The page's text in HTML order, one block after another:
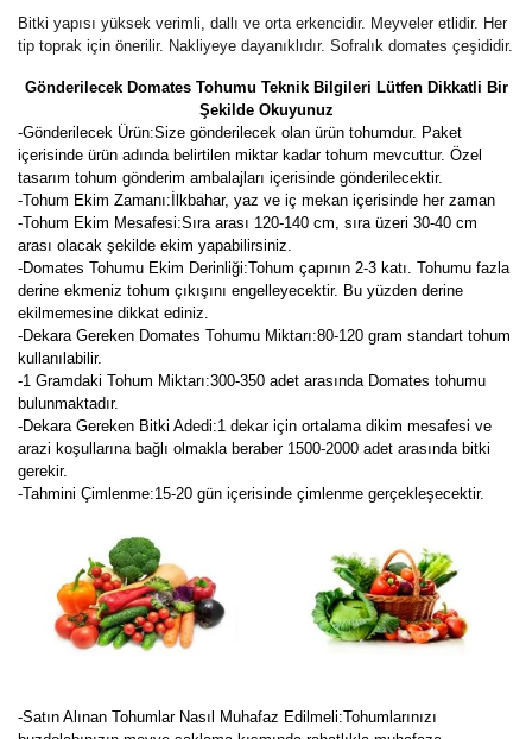
Bitki yapısı yüksek verimli, dallı ve orta erkencidir. Meyveler etlidir. Her
tip toprak için önerilir. Nakliyeye dayanıklıdır. Sofralık domates çeşididir.
Gönderilecek Domates Tohumu Teknik Bilgileri Lütfen Dikkatli Bir
Şekilde Okuyunuz
-Gönderilecek Ürün:Size gönderilecek olan ürün tohumdur. Paket
içerisinde ürün adında belirtilen miktar kadar tohum mevcuttur. Özel
tasarım tohum gönderim ambalajları içerisinde gönderilecektir.
-Tohum Ekim Zamanı:İlkbahar, yaz ve iç mekan içerisinde her zaman
-Tohum Ekim Mesafesi:Sıra arası 120-140 cm, sıra üzeri 30-40 cm
arası olacak şekilde ekim yapabilirsiniz.
-Domates Tohumu Ekim Derinliği:Tohum çapının 2-3 katı. Tohumu fazla
derine ekmeniz tohum çıkışını engelleyecektir. Bu yüzden derine
ekilmemesine dikkat ediniz.
-Dekara Gereken Domates Tohumu Miktarı:80-120 gram standart tohum
kullanılabilir.
-1 Gramdaki Tohum Miktarı:300-350 adet arasında Domates tohumu
bulunmaktadır.
-Dekara Gereken Bitki Adedi:1 dekar için ortalama dikim mesafesi ve
arazi koşullarına bağlı olmakla beraber 1500-2000 adet arasında bitki
gerekir.
-Tahmini Çimlenme:15-20 gün içerisinde çimlenme gerçekleşecektir.
-Satın Alınan Tohumlar Nasıl Muhafaz Edilmeli:Tohumlarınızı